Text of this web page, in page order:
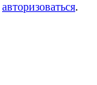
авторизоваться.